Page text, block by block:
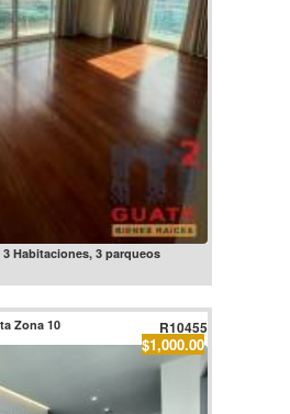
Habitaciones, 3 parqueos
Zona 10 R10455
$1,000.00